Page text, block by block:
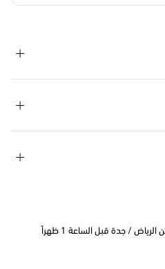
/ جدة قبل الساعة 1 ظهراً